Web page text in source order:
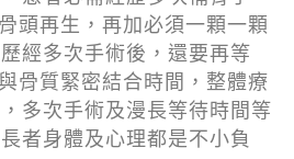
頭再生，再加必須一顆一顆
歷經多次手術後，還要再等
骨質緊密結合時間，整體療
多次手術及漫長等待時間等
長者身體及心理都是不小負